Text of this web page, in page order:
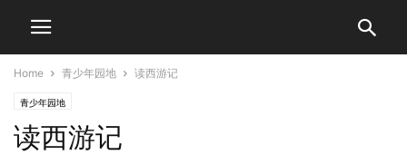
Home 青少年园地 读西游记
青少年园地
读西游记